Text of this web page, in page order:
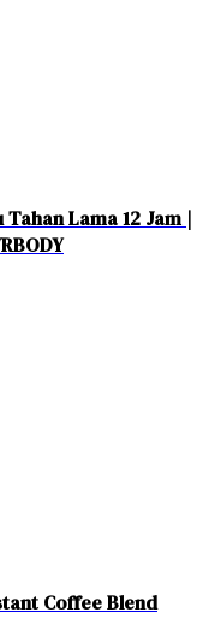
Lama 12 Jam |
Coffee Blend